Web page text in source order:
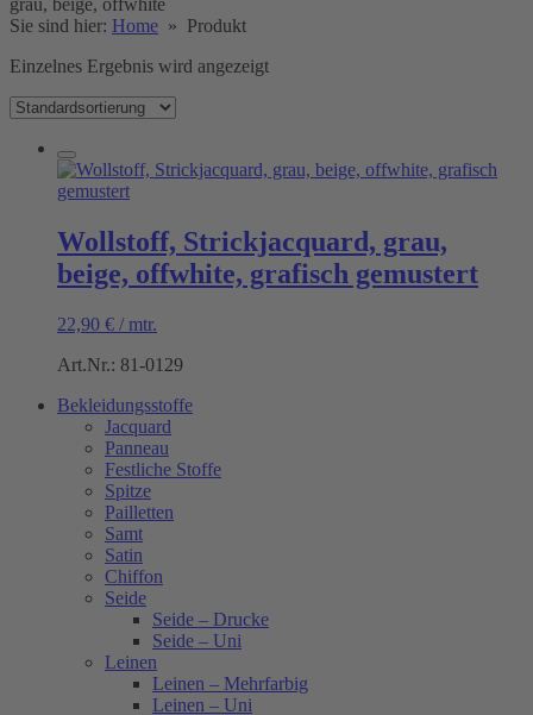
grau, beige, offwhite
Sie sind hier: Home » Produkt
Einzelnes Ergebnis wird angezeigt
Wollstoff, Strickjacquard, grau,
beige, offwhite, grafisch gemustert
22,90 € / mtr.
Art.Nr.: 81-0129
Bekleidungsstoffe
Jacquard
Panneau
Festliche Stoffe
Spitze
Pailletten
Samt
Satin
Chiffon
Seide
Seide – Drucke
Seide – Uni
Leinen
Leinen – Mehrfarbig
Leinen – Uni